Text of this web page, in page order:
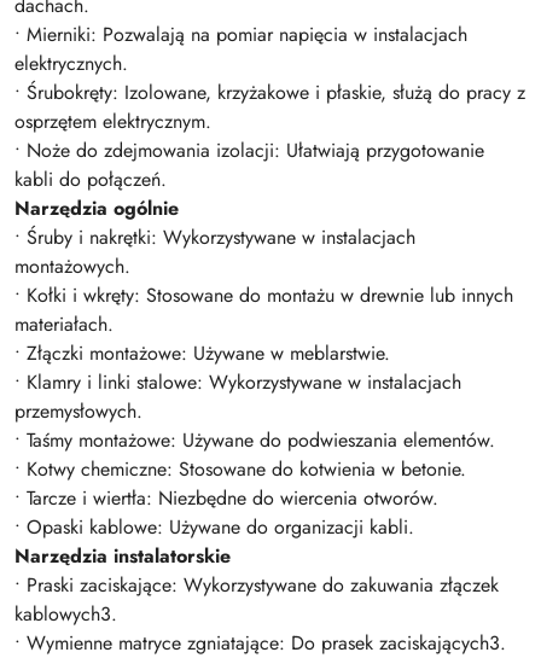
• Mierniki: Pozwalają na pomiar napięcia w instalacjach
elektrycznych.
• Śrubokręty: Izolowane, krzyżakowe i płaskie, służą do pracy z
osprzętem elektrycznym.
• Noże do zdejmowania izolacji: Ułatwiają przygotowanie
kabli do połączeń.
Narzędzia ogólnie
• Śruby i nakrętki: Wykorzystywane w instalacjach
montażowych.
• Kołki i wkręty: Stosowane do montażu w drewnie lub innych
materiałach.
• Złączki montażowe: Używane w meblarstwie.
• Klamry i linki stalowe: Wykorzystywane w instalacjach
przemysłowych.
• Taśmy montażowe: Używane do podwieszania elementów.
• Kotwy chemiczne: Stosowane do kotwienia w betonie.
• Tarcze i wiertła: Niezbędne do wiercenia otworów.
• Opaski kablowe: Używane do organizacji kabli.
Narzędzia instalatorskie
• Praski zaciskające: Wykorzystywane do zakuwania złączek
kablowych3.
• Wymienne matryce zgniatające: Do prasek zaciskających3.